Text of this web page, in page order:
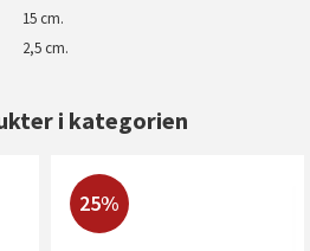
15 cm.
2,5 cm.
i kategorien
25%